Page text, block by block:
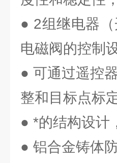
● 2组继电器
电磁阀的控制
● 可通过遥控
整和目标点标
● *的结构设计
● 铝合金铸体